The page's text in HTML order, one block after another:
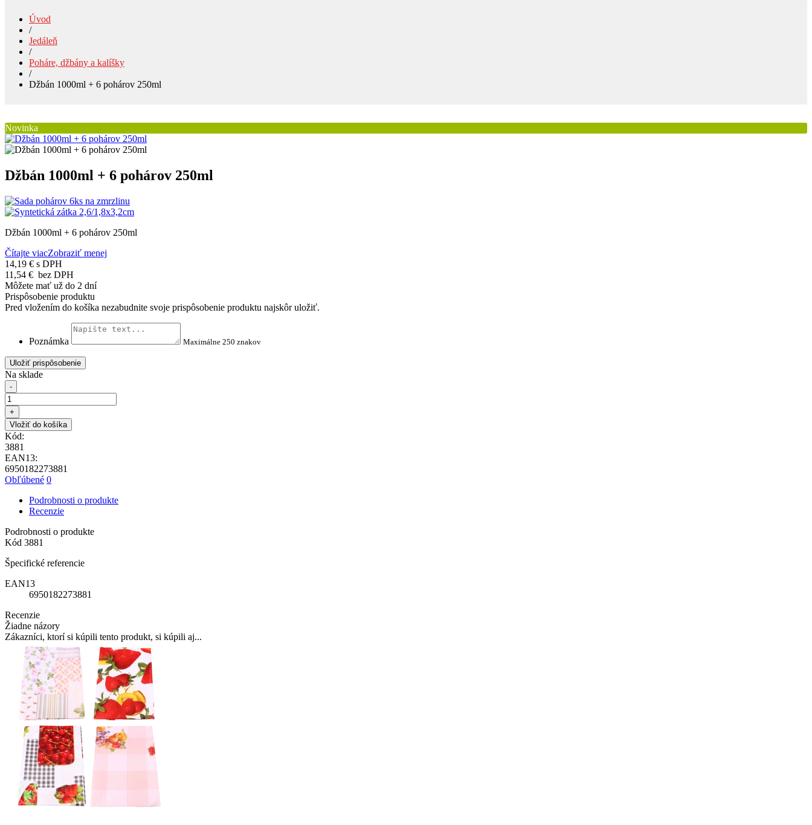
Úvod
/
Jedáleň
/
Poháre, džbány a kalíšky
/
Džbán 1000ml + 6 pohárov 250ml
Novinka
Džbán 1000ml + 6 pohárov 250ml
Džbán 1000ml + 6 pohárov 250ml
Čítajte viacZobraziť menej
14,19 € s DPH
11,54 € bez DPH
Môžete mať už do 2 dní
Prispôsobenie produktu
Pred vložením do košíka nezabudnite svoje prispôsobenie produktu najskôr uložiť.
Poznámka Maximálne 250 znakov
Uložiť prispôsobenie
Na sklade
-
+
Vložiť do košíka
Kód:
3881
EAN13:
6950182273881
Obľúbené 0
Podrobnosti o produkte
Recenzie
Podrobnosti o produkte
Kód 3881
Špecifické referencie
EAN13
6950182273881
Recenzie
Žiadne názory
Zákazníci, ktorí si kúpili tento produkt, si kúpili aj...